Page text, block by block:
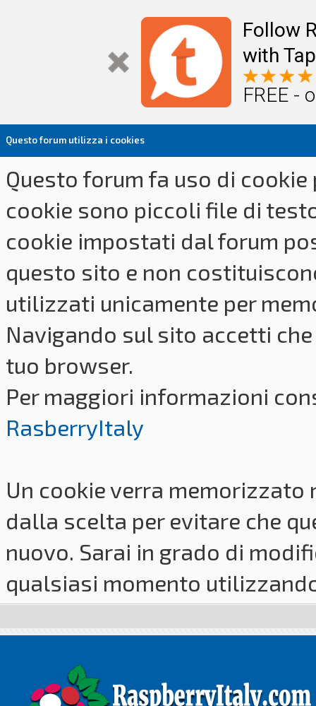
Follow
with
FREE -
Questo forum utilizza i cookies
Questo forum fa uso di
cookie sono piccoli file di
cookie impostati dal forum
questo sito e non
utilizzati unicamente per
Navigando sul sito accetti
tuo browser.
Per maggiori informazioni
RasberryItaly
Un cookie verra
dalla scelta per evitare che
nuovo. Sarai in grado di
qualsiasi momento